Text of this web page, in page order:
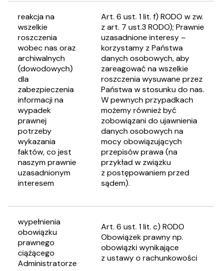
reakcja na
wszelkie
roszczenia
wobec nas oraz
archiwalnych
(dowodowych)
dla
zabezpieczenia
informacji na
wypadek
prawnej
potrzeby
wykazania
faktów, co jest
naszym prawnie
uzasadnionym
interesem
Art. 6 ust. 1 lit. f) RODO w zw.
z art. 7 ust.3 RODO); Prawnie
uzasadnione interesy –
korzystamy z Państwa
danych osobowych, aby
zareagować na wszelkie
roszczenia wysuwane przez
Państwa w stosunku do nas.
W pewnych przypadkach
możemy również być
zobowiązani do ujawnienia
danych osobowych na
mocy obowiązujących
przepisów prawa (na
przykład w związku
z postępowaniem przed
sądem).
wypełnienia
obowiązku
prawnego
ciążącego
Administratorze
Art. 6 ust. 1 lit. c) RODO
Obowiązek prawny np.
obowiązki wynikające
z ustawy o rachunkowości